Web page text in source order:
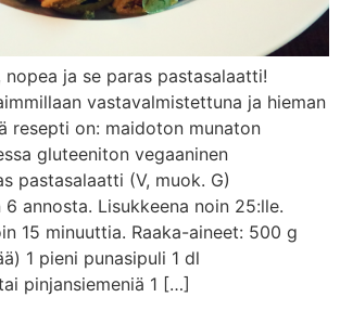
nopea ja se paras pastasalaatti!
vastavalmistettuna ja hieman
resepti on: maidoton munaton
gluteeniton vegaaninen
pastasalaatti (V, muok. G)
6 annosta. Lisukkeena noin 25:lle.
15 minuuttia. Raaka-aineet: 500 g
1 pieni punasipuli 1 dl
pinjansiemeniä 1 […]